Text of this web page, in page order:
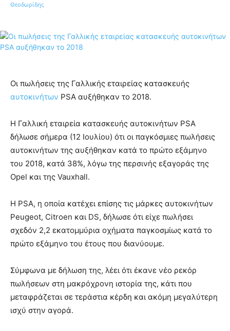
Οι πωλήσεις της Γαλλικής εταιρείας κατασκευής
αυτοκινήτων PSA αυξήθηκαν το 2018.
Η Γαλλική εταιρεία κατασκευής αυτοκινήτων PSA
δήλωσε σήμερα (12 Ιουλίου) ότι οι παγκόσμιες πωλήσεις
αυτοκινήτων της αυξήθηκαν κατά το πρώτο εξάμηνο
του 2018, κατά 38%, λόγω της περσινής εξαγοράς της
Opel και της Vauxhall.
Η PSA, η οποία κατέχει επίσης τις μάρκες αυτοκινήτων
Peugeot, Citroen και DS, δήλωσε ότι είχε πωλήσει
σχεδόν 2,2 εκατομμύρια οχήματα παγκοσμίως κατά το
πρώτο εξάμηνο του έτους που διανύουμε.
Σύμφωνα με δήλωση της, λέει ότι έκανε νέο ρεκόρ
πωλήσεων στη μακρόχρονη ιστορία της, κάτι που
μεταφράζεται σε τεράστια κέρδη και ακόμη μεγαλύτερη
ισχύ στην αγορά.